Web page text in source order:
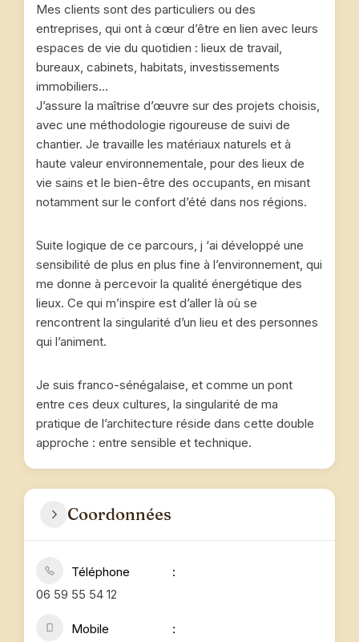
Mes clients sont des particuliers ou des
entreprises, qui ont à cœur d’être en lien avec leurs
espaces de vie du quotidien : lieux de travail,
bureaux, cabinets, habitats, investissements
immobiliers…
J’assure la maîtrise d’œuvre sur des projets choisis,
avec une méthodologie rigoureuse de suivi de
chantier. Je travaille les matériaux naturels et à
haute valeur environnementale, pour des lieux de
vie sains et le bien-être des occupants, en misant
notamment sur le confort d’été dans nos régions.
Suite logique de ce parcours, j ‘ai développé une
sensibilité de plus en plus fine à l’environnement, qui
me donne à percevoir la qualité énergétique des
lieux. Ce qui m’inspire est d’aller là où se
rencontrent la singularité d’un lieu et des personnes
qui l’animent.
Je suis franco-sénégalaise, et comme un pont
entre ces deux cultures, la singularité de ma
pratique de l’architecture réside dans cette double
approche : entre sensible et technique.
Coordonnées
Téléphone
06 59 55 54 12
Mobile